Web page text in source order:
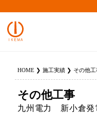
HOME 施工実績 その他工
その他工事
九州電力 新小倉発